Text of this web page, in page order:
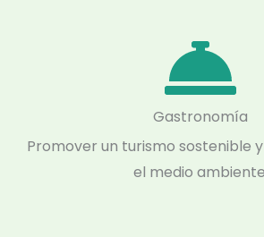
Gastronomía
Promover un turismo sostenible
el medio